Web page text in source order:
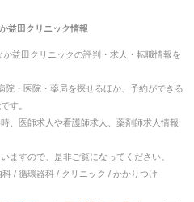
益田クリニック情報
か益田クリニックの評判・求人・転職情報を
院・医院・薬局を探せるほか、予約ができる
す。
、医師求人や看護師求人、薬剤師求人情報
ますので、是非ご覧になってください。
/ 循環器科 / クリニック / かかりつけ